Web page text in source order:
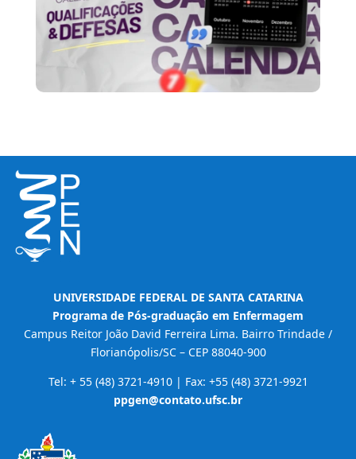
UNIVERSIDADE FEDERAL DE SANTA CATARINA
Programa de Pós-graduação em Enfermagem
Campus Reitor João David Ferreira Lima. Bairro Trindade /
Florianópolis/SC – CEP 88040-900
Tel: + 55 (48) 3721-4910 | Fax: +55 (48) 3721-9921
ppgen@contato.ufsc.br